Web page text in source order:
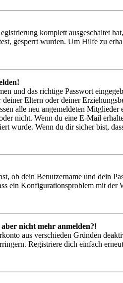
komplett ausgeschaltet
gesperrt wurden. Um Hilfe zu
und das richtige Passwort
Eltern oder deiner
alle neu angemeldeten
nicht. Wenn du eine E-Mail
wurde. Wenn du dir sicher bist,
ob dein Benutzername und dein
ein Konfigurationsproblem mit der
nicht mehr anmelden?!
aus verschieden Gründen
Registriere dich einfach